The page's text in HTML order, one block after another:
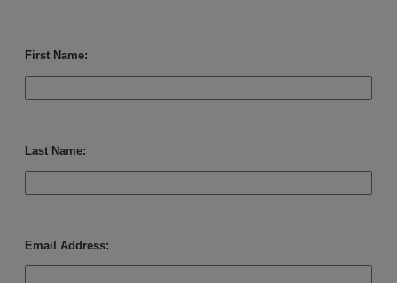
First Name:
Last Name:
Email Address: